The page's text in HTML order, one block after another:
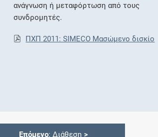
ανάγνωση ή μεταφόρτωση από τους
συνδρομητές.
ΠΧΠ 2011: SIMECO Μασώμενo δισκίο
Επόμενο: Διάθεση >